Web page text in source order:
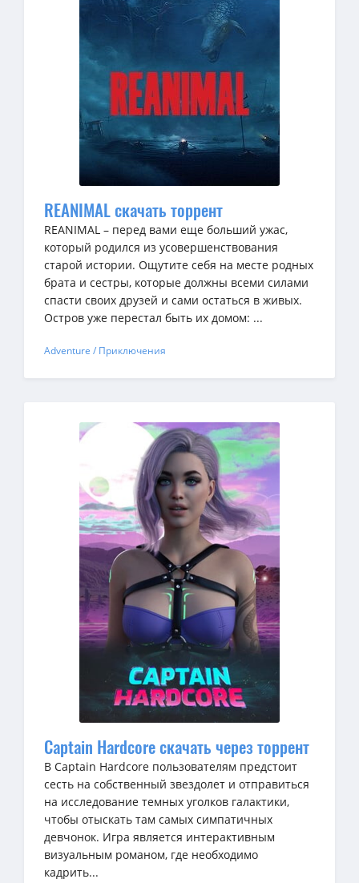
REANIMAL скачать торрент
REANIMAL – перед вами еще больший ужас,
который родился из усовершенствования
старой истории. Ощутите себя на месте родных
брата и сестры, которые должны всеми силами
спасти своих друзей и сами остаться в живых.
Остров уже перестал быть их домом: ...
Adventure / Приключения
Captain Hardcore скачать через торрент
В Captain Hardcore пользователям предстоит
сесть на собственный звездолет и отправиться
на исследование темных уголков галактики,
чтобы отыскать там самых симпатичных
девчонок. Игра является интерактивным
визуальным романом, где необходимо
кадрить...